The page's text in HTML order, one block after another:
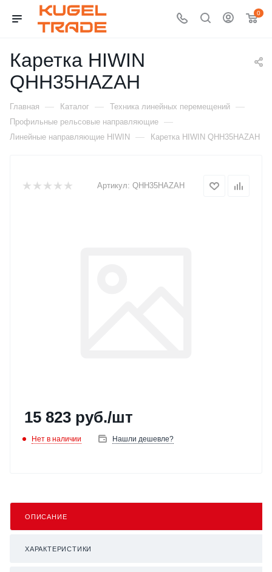
0
Каретка HIWIN
QHH35HAZAH
Главная — Каталог — Техника линейных перемещений —
Профильные рельсовые направляющие —
Линейные направляющие HIWIN — Каретка HIWIN QHH35HAZAH
Артикул: QHH35HAZAH
15 823 руб./шт
Нет в наличии Нашли дешевле?
ОПИСАНИЕ
ХАРАКТЕРИСТИКИ